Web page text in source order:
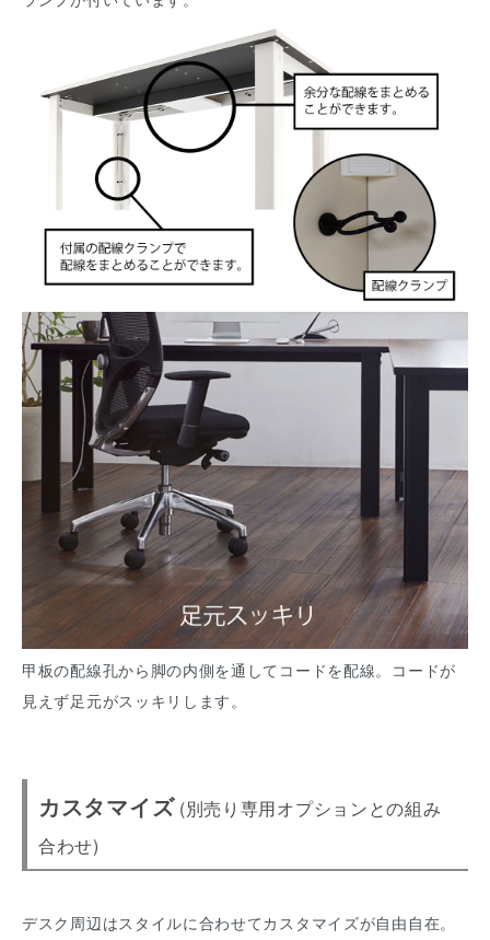
甲板の配線孔から脚の内側を通してコードを配線。コードが
見えず足元がスッキリします。
カスタマイズ(別売り専用オプションとの組み
合わせ)
デスク周辺はスタイルに合わせてカスタマイズが自由自在。